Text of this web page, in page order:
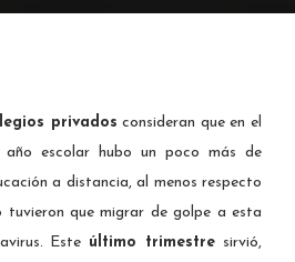
privados consideran que en el
año escolar hubo un poco más de
a distancia, al menos respecto
tuvieron que migrar de golpe a esta
Este último trimestre sirvió,